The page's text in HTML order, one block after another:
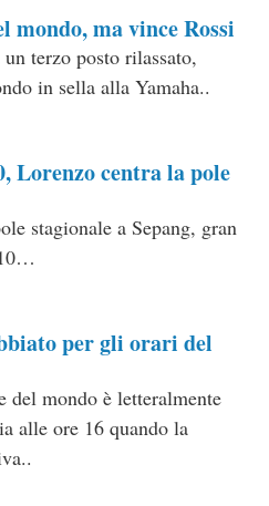
mondo, ma vince Rossi
terzo posto rilassato,
in sella alla Yamaha..
Lorenzo centra la pole
stagionale a Sepang, gran
per gli orari del
del mondo è letteralmente
alle ore 16 quando la